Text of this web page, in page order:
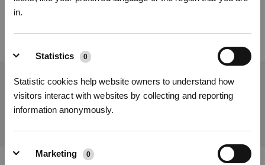
in.
Statistics 0
Statistic cookies help website owners to understand how
visitors interact with websites by collecting and reporting
information anonymously.
Marketing 0
Obtenez les dernières nouvelles d'ECOVACS
SOUMETTRE
* Les nouveaux inscrits peuvent utiliser 3000 points pour obtenir une réduction de 30
€ sur leur première commande lorsque le paiement dépasse 1000 €.